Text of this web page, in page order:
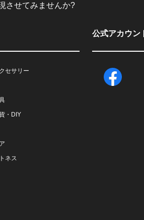
させてみませんか?
セサリー
・DIY
ネス
公式アカウン